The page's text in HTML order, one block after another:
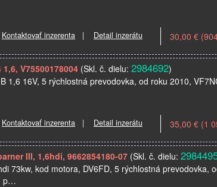
Kontaktovať inzerenta | Detail inzerátu 30,00 €
V75500178004 (Skl. č. dielu: 2984692)
1,6 16V, 5 rýchlostná prevodovka, od roku 2010,
Kontaktovať inzerenta | Detail inzerátu 35,00 € (1
III, 1,6hdi, 9662854180-07 (Skl. č. dielu:
73kw, kod motora, DV6FD, 5 rýchlostná
p…